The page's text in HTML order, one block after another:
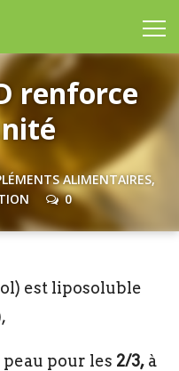
renforce
ALIMENTAIRES,
0
est liposoluble
pour les 2/3, à